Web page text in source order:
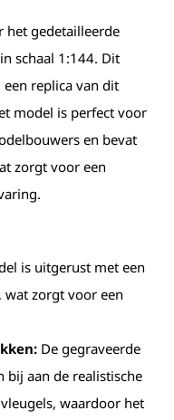
het gedetailleerde
schaal 1:144. Dit
replica van dit
model is perfect voor
en bevat
zorgt voor een
is uitgerust met een
zorgt voor een
De gegraveerde
bij aan de realistische
waardoor het